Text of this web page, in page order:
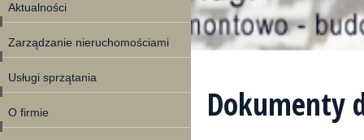
Aktualności
Zarządzanie nieruchomościami
Usługi sprzątania
O firmie Dokumenty